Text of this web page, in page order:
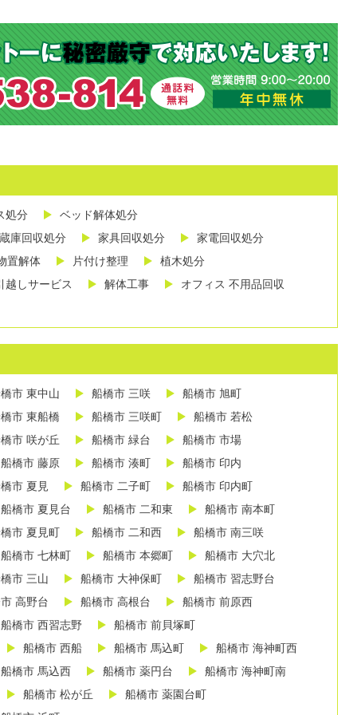
処分
ベッド解体処分
庫回収処分 家具回収処分
家電回収処分
置解体 片付け整理
植木処分
越しサービス 解体工事
オフィス 不用品回収
市 東中山 船橋市 三咲
船橋市 旭町
市 東船橋 船橋市 三咲町
船橋市 若松
市 咲が丘 船橋市 緑台
船橋市 市場
船橋市 藤原 船橋市 湊町
船橋市 印内
市 夏見 船橋市 二子町
船橋市 印内町
船橋市 夏見台 船橋市 二和東
船橋市 南本町
市 夏見町 船橋市 二和西
船橋市 南三咲
船橋市 七林町 船橋市 本郷町
船橋市 大穴北
市 三山 船橋市 大神保町
船橋市 習志野台
高野台 船橋市 高根台
船橋市 前原西
船橋市 西習志野
船橋市 前貝塚町
船橋市 西船 船橋市 馬込町
船橋市 海神町西
船橋市 馬込西 船橋市 薬円台
船橋市 海神町南
船橋市 松が丘
船橋市 薬園台町